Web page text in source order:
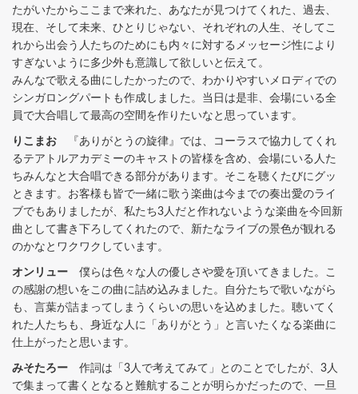
たがいたからここまで来れた、あなたが見つけてくれた、過去、
現在、そして未来、ひとりじゃない、それぞれの人生、そしてこ
れから出会う人たちのためにも内々に対するメッセージ性により
すぎないように多少外も意識して欲しいと伝えて。
みんなで歌える曲にしたかったので、わかりやすいメロディでの
シンガロングパートも作成しました。当日は是非、会場にいる全
員で大合唱して最高の空間を作りたいなと思っています。
りこまお 『ありがとうの旋律』では、コーラスで協力してくれ
るテアトルアカデミーのキャストの皆様を含め、会場にいる人た
ちみんなと大合唱できる部分があります。そこを聴くたびにグッ
ときます。お客様も皆で一緒に歌う楽曲は今までの奏出愛のライ
ブでもありましたが、私たち3人だと作れないような楽曲を今回新
曲として書き下ろしてくれたので、新たなライブの景色が観れる
のかなとワクワクしています。
オンリュー 僕らは色々な人の優しさや愛を頂いてきました。こ
の感謝の想いをこの曲に詰め込みました。自分たちで歌いながら
も、言葉が詰まってしまうくらいの思いを込めました。聴いてく
れた人たちも、身近な人に「ありがとう」と言いたくなる楽曲に
仕上がったと思います。
みそたろー 作詞は「3人で考えてみて」とのことでしたが、3人
で集まって書くとなると難航することが明らかだったので、一旦